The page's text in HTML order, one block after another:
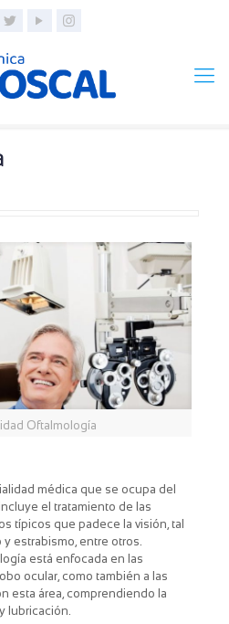
Oftalmología
médica que se ocupa del
el tratamiento de las
típicos que padece la visión, tal
estrabismo, entre otros.
está enfocada en las
ocular, como también a las
esta área, comprendiendo la
lubricación.